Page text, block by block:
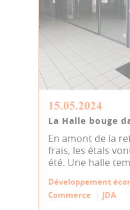
15.05.2024
La Halle bouge
En amont de la
frais, les étals
été. Une halle
Développement
Commerce
JDA